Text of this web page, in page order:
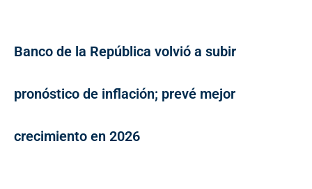
Banco de la República volvió a subir
pronóstico de inflación; prevé mejor
crecimiento en 2026